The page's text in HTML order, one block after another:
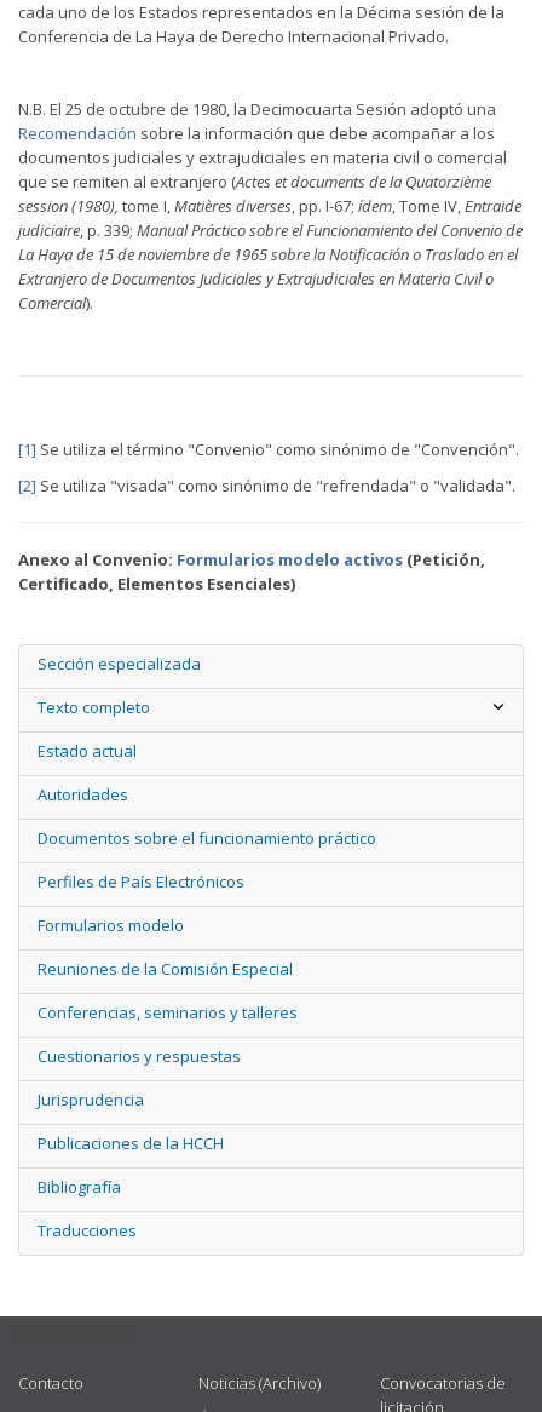
cada uno de los Estados representados en la Décima sesión de la
Conferencia de La Haya de Derecho Internacional Privado.
N.B. El 25 de octubre de 1980, la Decimocuarta Sesión adoptó una
Recomendación sobre la información que debe acompañar a los
documentos judiciales y extrajudiciales en materia civil o comercial
que se remiten al extranjero (Actes et documents de la Quatorzième
session (1980), tome I,Matières diverses, pp. I-67; ídem, Tome IV,Entraide
judiciaire, p. 339; Manual Práctico sobre el Funcionamiento del Convenio de
La Haya de 15 de noviembre de 1965 sobre la Notificación o Traslado en el
Extranjero de Documentos Judiciales y Extrajudiciales en Materia Civil o
Comercial).
[1] Se utiliza el término "Convenio" como sinónimo de "Convención".
[2] Se utiliza "visada" como sinónimo de "refrendada" o "validada".
Anexo al Convenio: Formularios modelo activos (Petición,
Certificado, Elementos Esenciales)
Sección especializada
Texto completo
Estado actual
Autoridades
Documentos sobre el funcionamiento práctico
Perfiles de País Electrónicos
Formularios modelo
Reuniones de la Comisión Especial
Conferencias, seminarios y talleres
Cuestionarios y respuestas
Jurisprudencia
Publicaciones de la HCCH
Bibliografía
Traducciones
Contacto
Noticias (Archivo)
Convocatorias de
licitación